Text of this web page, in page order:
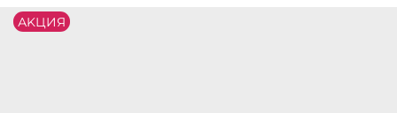
АKЦИЯ